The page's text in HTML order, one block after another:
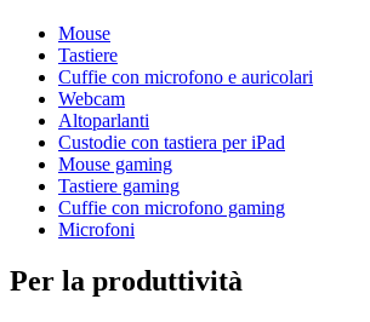
Mouse
Tastiere
Cuffie con microfono e auricolari
Webcam
Altoparlanti
Custodie con tastiera per iPad
Mouse gaming
Tastiere gaming
Cuffie con microfono gaming
Microfoni
Per la produttività